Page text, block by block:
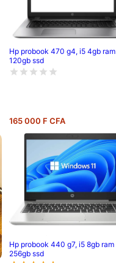
Hp probook 470 g4, i5 4gb ram
120gb ssd
165 000 F CFA
Hp probook 440 g7, i5 8gb ram
256gb ssd